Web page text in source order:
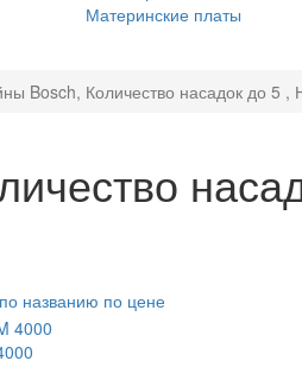
Материнские платы
Bosch, Количество насадок до 5 ,
по названию по цене